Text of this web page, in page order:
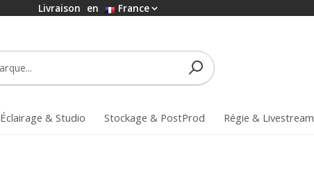
Livraison en France
Éclairage & Studio Stockage & PostProd Régie & Livestream